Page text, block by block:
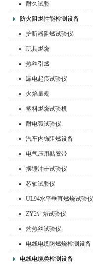
耐久试验
防火阻燃性能检测设备
护听器阻燃试验仪
玩具燃烧
热丝引燃
漏电起痕试验仪
火焰量规
塑料燃烧试验机
耐电弧试验仪
汽车内饰阻燃设备
电气压用黏胶带
摆锤冲击试验仪
芯轴试验仪
UL94水平垂直燃烧试验仪
ZY2针焰试验仪
灼热丝试验仪
电线电缆防燃烧检测设备
电线电缆类检测设备